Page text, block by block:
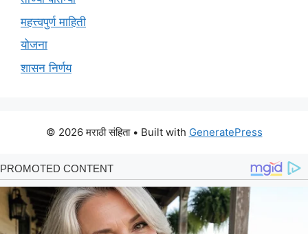
महत्त्वपुर्ण माहिती
योजना
शासन निर्णय
© 2026 मराठी संहिता• Built with GeneratePress